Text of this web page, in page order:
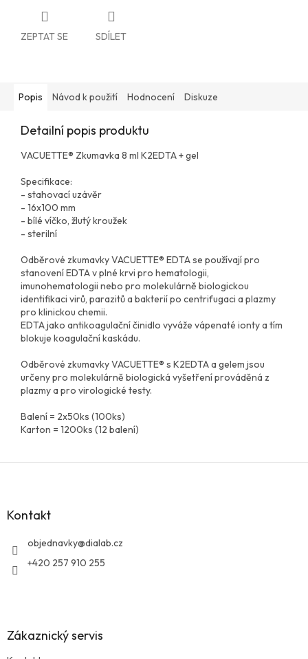
ZEPTAT SE SDÍLET
Popis Návod k použití Hodnocení Diskuze
Detailní popis produktu
VACUETTE® Zkumavka 8 ml K2EDTA + gel
Specifikace:
- stahovací uzávěr
- 16x100 mm
- bílé víčko, žlutý kroužek
- sterilní
Odběrové zkumavky VACUETTE® EDTA se používají pro
stanovení EDTA v plné krvi pro hematologii,
imunohematologii nebo pro molekulárně biologickou
identifikaci virů, parazitů a bakterií po centrifugaci a plazmy
pro klinickou chemii.
EDTA jako antikoagulační činidlo vyváže vápenaté ionty a tím
blokuje koagulační kaskádu.
Odběrové zkumavky VACUETTE® s K2EDTA a gelem jsou
určeny pro molekulárně biologická vyšetření prováděná z
plazmy a pro virologické testy.
Balení = 2x50ks (100ks)
Karton = 1200ks (12 balení)
Z
Kontakt
objednavky@dialab.cz
+420 257 910 255
Zákaznický servis